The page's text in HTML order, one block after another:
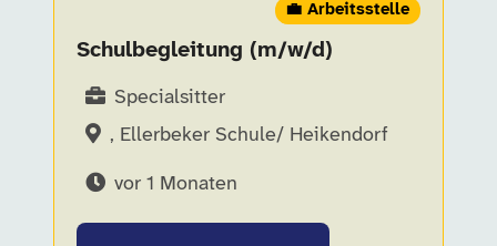
💼 Arbeitsstelle
Schulbegleitung (m/w/d)
Specialsitter
, Ellerbeker Schule/ Heikendorf
vor 1 Monaten